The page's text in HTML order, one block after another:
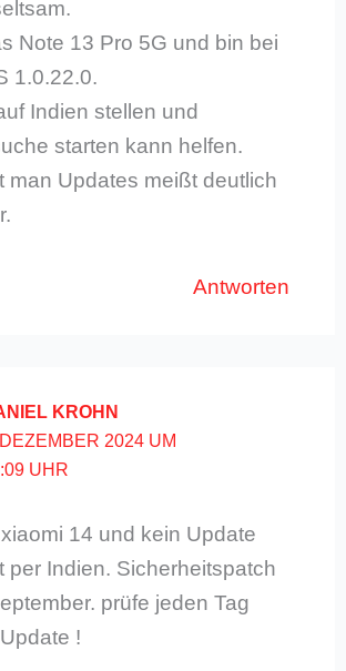
Note 13 Pro 5G und bin bei
1.0.22.0.
Indien stellen und
starten kann helfen.
man Updates meißt deutlich
Antworten
KROHN
2024 UM
UHR
14 und kein Update
per Indien. Sicherheitspatch
prüfe jeden Tag
!